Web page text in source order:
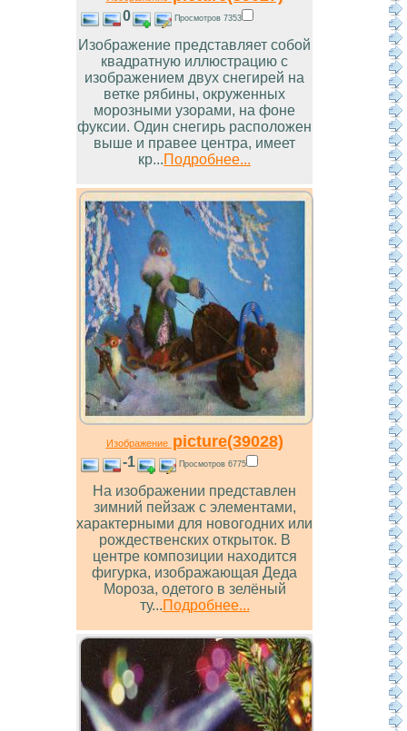
0 Просмотров 7353
Изображение представляет собой
квадратную иллюстрацию с
изображением двух снегирей на
ветке рябины, окруженных
морозными узорами, на фоне
фуксии. Один снегирь расположен
выше и правее центра, имеет
кр...Подробнее...
Изображениеpicture(39028)
-1 Просмотров 6775
На изображении представлен
зимний пейзаж с элементами,
характерными для новогодних или
рождественских открыток. В
центре композиции находится
фигурка, изображающая Деда
Мороза, одетого в зелёный
ту...Подробнее...